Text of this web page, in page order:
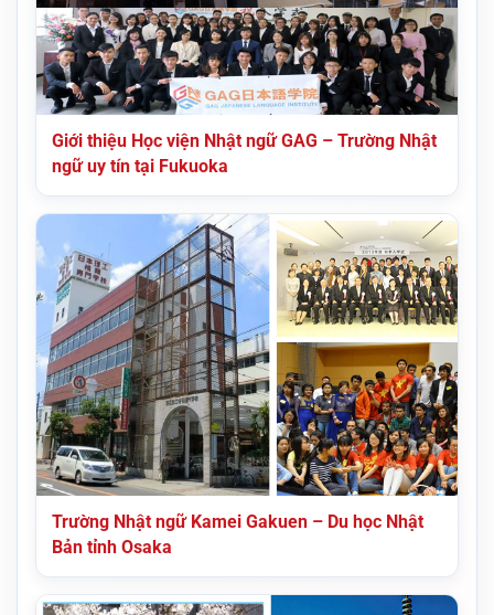
Giới thiệu Học viện Nhật ngữ GAG – Trường Nhật
ngữ uy tín tại Fukuoka
Trường Nhật ngữ Kamei Gakuen – Du học Nhật
Bản tỉnh Osaka